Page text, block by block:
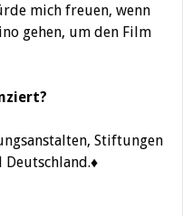
mich freuen, wenn
gehen, um den Film
Stiftungen
Deutschland.♦